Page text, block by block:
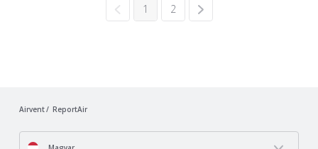
1 2
Airvent ReportAir